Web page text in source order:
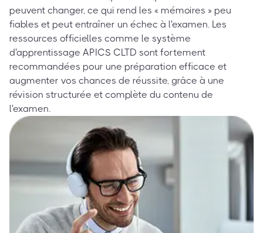
peuvent changer, ce qui rend les « mémoires » peu
fiables et peut entraîner un échec à l'examen. Les
ressources officielles comme le système
d'apprentissage APICS CLTD sont fortement
recommandées pour une préparation efficace et
augmenter vos chances de réussite, grâce à une
révision structurée et complète du contenu de
l'examen.